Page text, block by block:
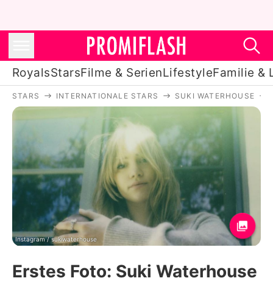
RoyalsStarsFilme & SerienLifestyleFamilie &
Royals
Stars
Filme & Serien
Lifestyle
Familie & Liebe
Promiflash Exklusiv
STARS INTERNATIONALE STARS SUKI WATERHOUSE
Instagram / sukiwaterhouse
Erstes Foto: Suki Waterhouse